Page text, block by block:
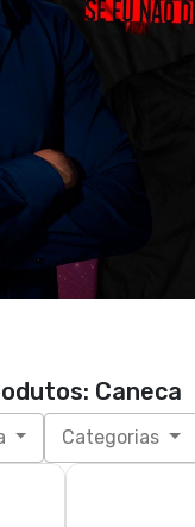
Caneca
Categorias